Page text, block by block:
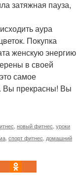
затяжная пауза,
аура
Покупка
женскую энергию
в своей
самое
Вы прекрасны! Вы
новый фитнес уроки
спорт фитнес домашний